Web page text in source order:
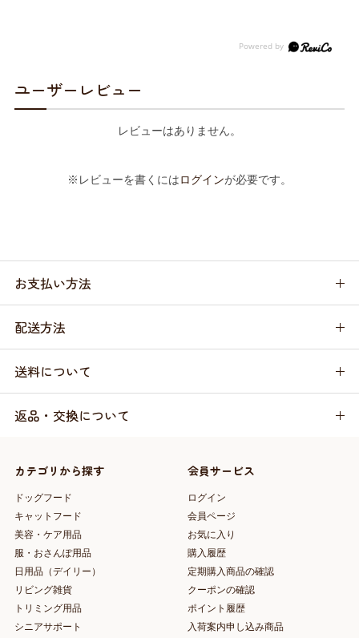
ユーザーレビュー
レビューはありません。
※レビューを書くにはログインが必要です。
お支払い方法
配送方法
送料について
返品・交換について
カテゴリから探す
ドッグフード
キャットフード
美容・ケア用品
服・おさんぽ用品
日用品（デイリー）
リビング雑貨
トリミング用品
シニアサポート
会員サービス
ログイン
会員ページ
お気に入り
購入履歴
定期購入商品の確認
クーポンの確認
ポイント履歴
入荷案内申し込み商品